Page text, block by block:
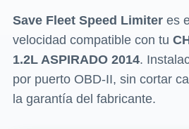
Save Fleet Speed Limiteres
velocidad compatible con tu
1.2L ASPIRADO 2014.
por puerto OBD-II, sin cortar
la garantía del fabricante.